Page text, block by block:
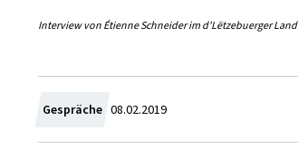
e
e
Interview von Étienne Schneider im d'Lëtzebuerger Land
Gespräche Z
u
08.02.2019